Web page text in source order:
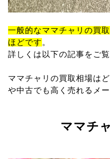
一般的なママチャリの買
ほどです 。
詳しくは以下の記事をご覧
ママチャリの買取相場は
や中古でも高く売れるメ
ママチ